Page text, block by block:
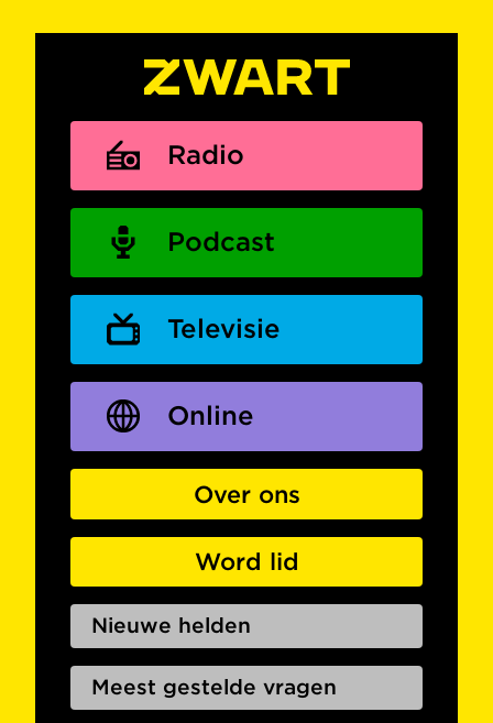
Radio
Podcast
Televisie
Online
Over ons
Word lid
Nieuwe helden
Meest gestelde vragen